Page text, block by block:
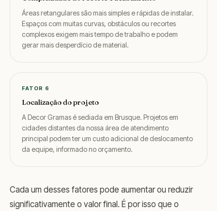
Áreas retangulares são mais simples e rápidas de instalar.
Espaços com muitas curvas, obstáculos ou recortes
complexos exigem mais tempo de trabalho e podem
gerar mais desperdício de material.
FATOR 6
Localização do projeto
A Decor Gramas é sediada em Brusque. Projetos em
cidades distantes da nossa área de atendimento
principal podem ter um custo adicional de deslocamento
da equipe, informado no orçamento.
Cada um desses fatores pode aumentar ou reduzir
significativamente o valor final. É por isso que o